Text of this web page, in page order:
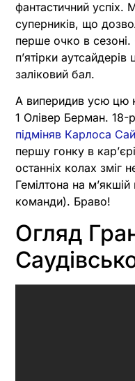
фантастичний успіх.
суперників, що
перше очко в
пʼятірки
заліковий бал.
А виперидив усю цю
1 Олівер Берман. 18-
підміняв Карлоса
першу гонку в
останніх колах зміг
Гемілтона на
команди). Браво!
Огляд